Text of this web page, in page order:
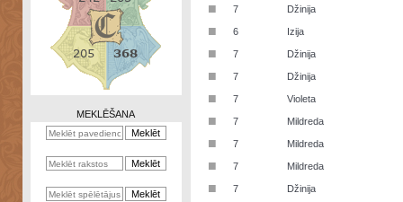
Zināšanu
kalkulators
MEKLĒŠANA
■ 7 Džinija
■ 6 Izija
■ 7 Džinija
■ 7 Džinija
■ 7 Violeta
■ 7 Mildreda
■ 7 Mildreda
■ 7 Mildreda
■ 7 Džinija